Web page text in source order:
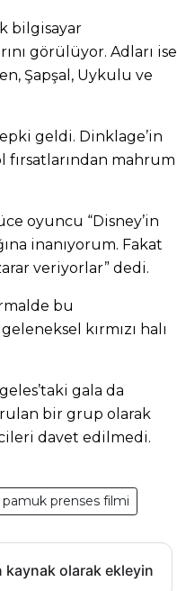
bilgisayar
görülüyor. Adları ise
Şapşal, Uykulu ve
geldi. Dinklage’in
fırsatlarından mahrum
oyuncu “Disney’in
inanıyorum. Fakat
veriyorlar” dedi.
bu
kırmızı halı
gala da
bir grup olarak
davet edilmedi.
pamuk prenses filmi
kaynak olarak ekleyin